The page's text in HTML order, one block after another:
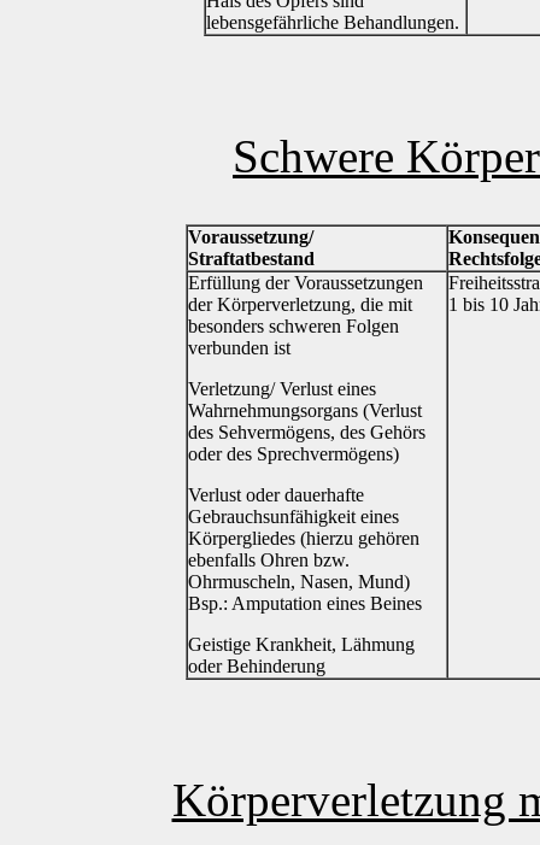
lebensgefährliche Behandlungen.
Schwere
Voraussetzung/
Straftatbestand
Erfüllung der Voraussetzungen
der Körperverletzung, die mit
besonders schweren Folgen
verbunden ist
Verletzung/ Verlust eines
Wahrnehmungsorgans (Verlust
des Sehvermögens, des Gehörs
oder des Sprechvermögens)
Verlust oder dauerhafte
Gebrauchsunfähigkeit eines
Körpergliedes (hierzu gehören
ebenfalls Ohren bzw.
Ohrmuscheln, Nasen, Mund)
Bsp.: Amputation eines Beines
Geistige Krankheit, Lähmung
oder Behinderung
1 bis 10
Körperverletzung